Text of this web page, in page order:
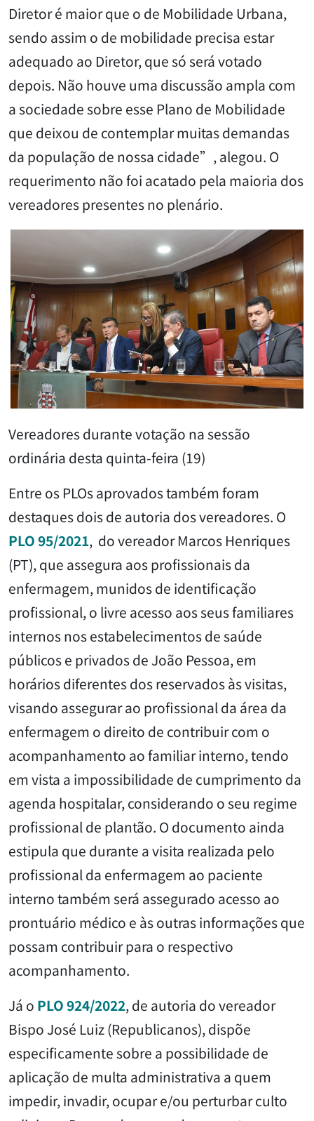
Diretor é maior que o de Mobilidade Urbana,
sendo assim o de mobilidade precisa estar
adequado ao Diretor, que só será votado
depois. Não houve uma discussão ampla com
a sociedade sobre esse Plano de Mobilidade
que deixou de contemplar muitas demandas
da população de nossa cidade”, alegou. O
requerimento não foi acatado pela maioria dos
vereadores presentes no plenário.
Vereadores durante votação na sessão
ordinária desta quinta-feira (19)
Entre os PLOs aprovados também foram
destaques dois de autoria dos vereadores. O
PLO 95/2021, do vereador Marcos Henriques
(PT), que assegura aos profissionais da
enfermagem, munidos de identificação
profissional, o livre acesso aos seus familiares
internos nos estabelecimentos de saúde
públicos e privados de João Pessoa, em
horários diferentes dos reservados às visitas,
visando assegurar ao profissional da área da
enfermagem o direito de contribuir com o
acompanhamento ao familiar interno, tendo
em vista a impossibilidade de cumprimento da
agenda hospitalar, considerando o seu regime
profissional de plantão. O documento ainda
estipula que durante a visita realizada pelo
profissional da enfermagem ao paciente
interno também será assegurado acesso ao
prontuário médico e às outras informações que
possam contribuir para o respectivo
acompanhamento.
Já o PLO 924/2022, de autoria do vereador
Bispo José Luiz (Republicanos), dispõe
especificamente sobre a possibilidade de
aplicação de multa administrativa a quem
impedir, invadir, ocupar e/ou perturbar culto